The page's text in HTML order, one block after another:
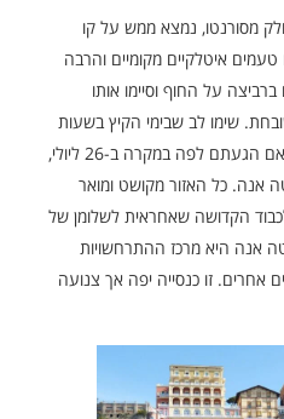
מסורנטו, נמצא ממש על קו
איטלקיים מקומיים והרבה
על החוף וסיימו אותו
שימו לב שבימי הקיץ בשעות
הערב נעשה פה עמוס במיוחד. אם הגעתם לפה במקרה ב-26 ליולי,
כל האזור מקושט ומואר
הקדושה שאחראית לשלומן של
אנה היא מרכז ההתרחשויות
זו כנסייה יפה אך צנועה